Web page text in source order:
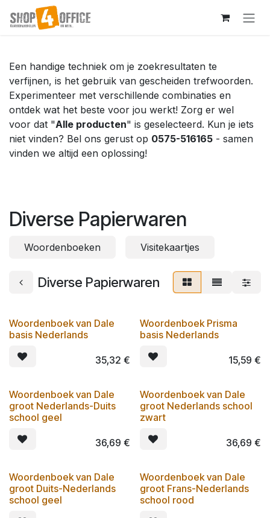
Overslaan naar inhoud
Een handige techniek om je zoekresultaten te
verfijnen, is het gebruik van gescheiden trefwoorden.
Experimenteer met verschillende combinaties en
ontdek wat het beste voor jou werkt! Zorg er wel
voor dat "Alle producten" is geselecteerd. Kun je iets
niet vinden? Bel ons gerust op 0575-516165 - samen
vinden we altijd een oplossing!
Diverse Papierwaren
Woordenboeken Visitekaartjes
Diverse Papierwaren
Woordenboek van Dale
basis Nederlands
35,32 €
Woordenboek Prisma
basis Nederlands
15,59 €
Woordenboek van Dale
groot Nederlands-Duits
school geel
36,69 €
Woordenboek van Dale
groot Nederlands school
zwart
36,69 €
Woordenboek van Dale
groot Duits-Nederlands
school geel
Woordenboek van Dale
groot Frans-Nederlands
school rood